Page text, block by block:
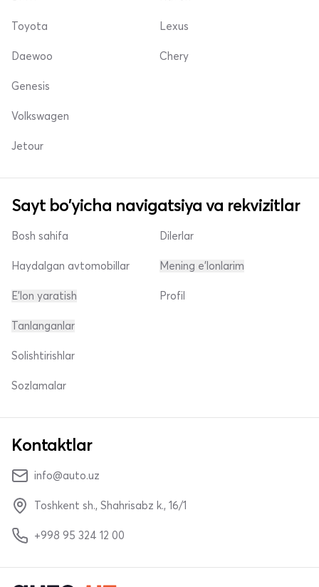
Toyota
Daewoo
Lexus
Chery
Genesis
Volkswagen
Jetour
Sayt bo'yicha navigatsiya va rekvizitlar
Bosh sahifa
Haydalgan avtomobillar
E'lon yaratish
Dilerlar
Mening e'lonlarim
Profil
Tanlanganlar
Solishtirishlar
Sozlamalar
Kontaktlar
info@auto.uz
Toshkent sh., Shahrisabz k., 16/1
+998 95 324 12 00